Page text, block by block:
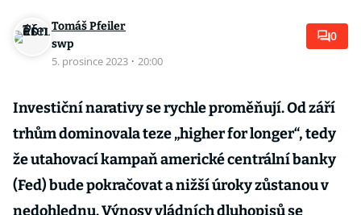
Tomáš Pfeiler
swp
5. prosince 2023 · 20:00
0
Investiční narativy se rychle proměňují. Od září
trhům dominovala teze „higher for longer“, tedy
že utahovací kampaň americké centrální banky
(Fed) bude pokračovat a nižší úroky zůstanou v
nedohlednu. Výnosy vládních dluhopisů se